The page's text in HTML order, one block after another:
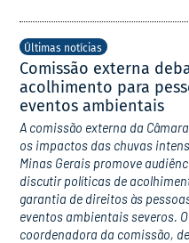
Últimas notícias
Comissão externa
acolhimento para
eventos ambientais
A comissão externa da
os impactos das chuvas
Minas Gerais promove
discutir políticas de
garantia de direitos às
eventos ambientais severos.
coordenadora da comissão,